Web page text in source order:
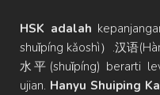
HSK adalah
shuǐpíng kǎoshì）.汉语
水平(shuǐpíng) berarti
ujian. Hanyu Shuiping